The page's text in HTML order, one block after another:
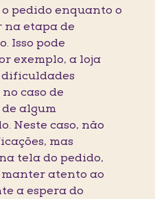
pedido enquanto o
na etapa de
Isso pode
exemplo, a loja
caso de
algum
Neste caso, não
mas
tela do pedido,
atento ao
a espera do